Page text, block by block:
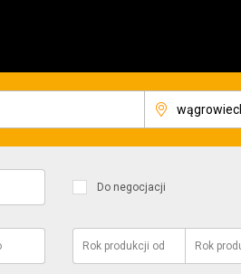
Do negocjacji
Rok produkcji od Rok